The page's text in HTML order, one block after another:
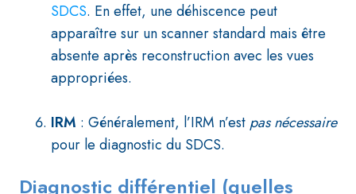
SDCS. En effet, une déhiscence peut
apparaître sur un scanner standard mais être
absente après reconstruction avec les vues
appropriées.
IRM : Généralement, l’IRM n’est pas nécessaire
pour le diagnostic du SDCS.
Diagnostic différentiel (quelles